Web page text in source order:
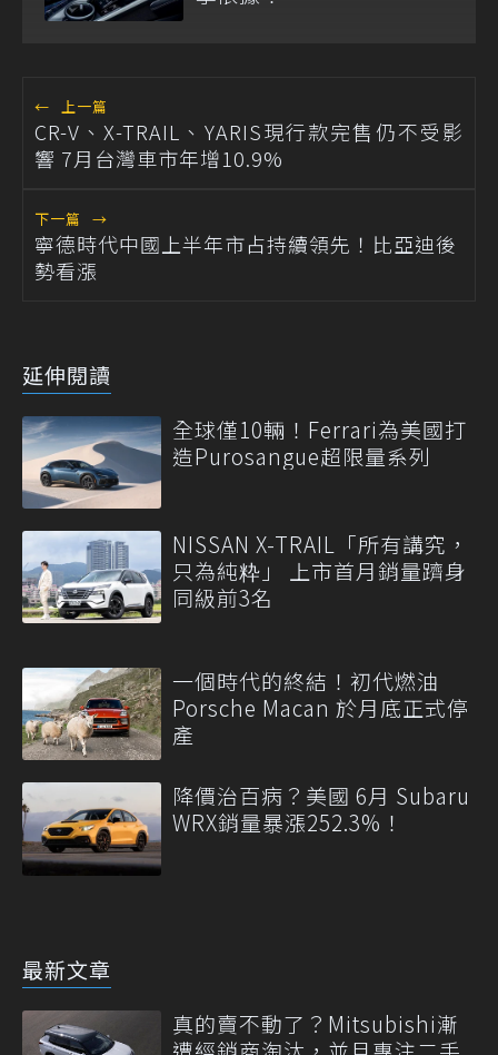
← 上一篇
CR-V、X-TRAIL、YARIS現行款完售仍不受影
響 7月台灣車市年增10.9%
下一篇 →
寧德時代中國上半年市占持續領先！比亞迪後
勢看漲
延伸閱讀
全球僅10輛！Ferrari為美國打
造Purosangue超限量系列
NISSAN X-TRAIL「所有講究，
只為純粋」 上市首月銷量躋身
同級前3名
一個時代的終結！初代燃油
Porsche Macan 於月底正式停
產
降價治百病？美國 6月 Subaru
WRX銷量暴漲252.3%！
最新文章
真的賣不動了？Mitsubishi漸